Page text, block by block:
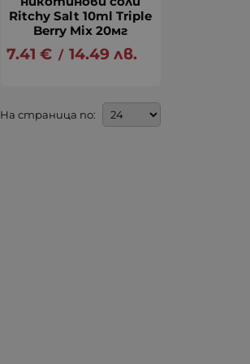
Ritchy Salt 10ml Triple
Berry Mix 20мг
7.41 € / 14.49 лв.
На страница по: